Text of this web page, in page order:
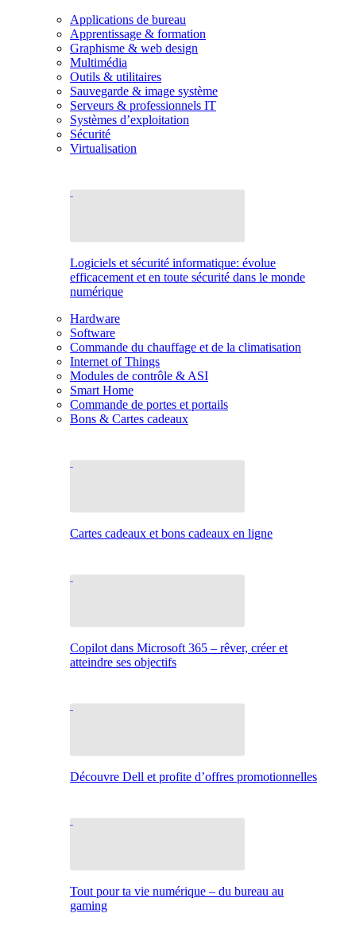
Applications de bureau
Apprentissage & formation
Graphisme & web design
Multimédia
Outils & utilitaires
Sauvegarde & image système
Serveurs & professionnels IT
Systèmes d’exploitation
Sécurité
Virtualisation
Logiciels et sécurité informatique: évolue
efficacement et en toute sécurité dans le monde
numérique
Hardware
Software
Commande du chauffage et de la climatisation
Internet of Things
Modules de contrôle & ASI
Smart Home
Commande de portes et portails
Bons & Cartes cadeaux
Cartes cadeaux et bons cadeaux en ligne
Copilot dans Microsoft 365 – rêver, créer et
atteindre ses objectifs
Découvre Dell et profite d’offres promotionnelles
Tout pour ta vie numérique – du bureau au
gaming